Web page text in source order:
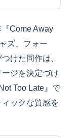
Come Away
ズ、フォー
けた同作は、
ジを決定づけ
Too Late』で
ックな質感を